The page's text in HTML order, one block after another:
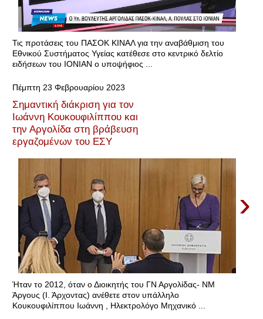
Τις προτάσεις του ΠΑΣΟΚ ΚΙΝΑΛ για την αναβάθμιση του
Εθνικού Συστήματος Υγείας κατέθεσε στο κεντρικό δελτίο
ειδήσεων του ΙΟΝΙΑΝ ο υποψήφιος ...
Πέμπτη 23 Φεβρουαρίου 2023
Σημαντική διάκριση για τον
Ιωάννη Κουκουφιλίππου και
την Αργολίδα στη βράβευση
εργαζομένων του ΕΣΥ
›
Ήταν το 2012, όταν ο Διοικητής του ΓΝ Αργολίδας- ΝΜ
Άργους (Ι. Άρχοντας) ανέθετε στον υπάλληλο
Κουκουφιλίππου Ιωάννη , Ηλεκτρολόγο Μηχανικό ...